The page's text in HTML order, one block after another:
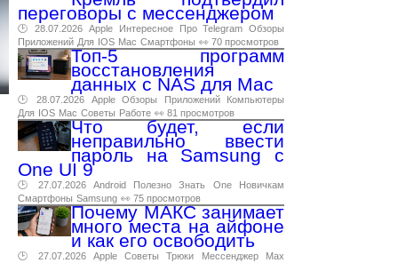
переговоры с мессенджером
🕑 28.07.2026 Apple Интересное Про Telegram Обзоры
Приложений Для IOS Mac Смартфоны 👀 70 просмотров
Топ-5 программ
восстановления
данных с NAS для Mac
🕑 28.07.2026 Apple Обзоры Приложений
Компьютеры
Для IOS Mac Советы Работе 👀 81 просмотров
Что будет, если
неправильно ввести
пароль на Samsung с
One UI 9
🕑 27.07.2026 Android Полезно Знать One
Новичкам
Смартфоны Samsung 👀 75 просмотров
Почему МАКС занимает
много места на айфоне
и как его освободить
🕑 27.07.2026 Apple Советы Трюки Мессенджер Max